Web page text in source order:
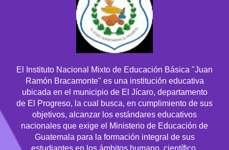
El Instituto Nacional Mixto de Educación Básica "Juan
Ramón Bracamonte" es una institución educativa
ubicada en el municipio de El Jícaro, departamento
de El Progreso, la cual busca, en cumplimiento de sus
objetivos, alcanzar los estándares educativos
nacionales que exige el Ministerio de Educación de
Guatemala para la formación integral de sus